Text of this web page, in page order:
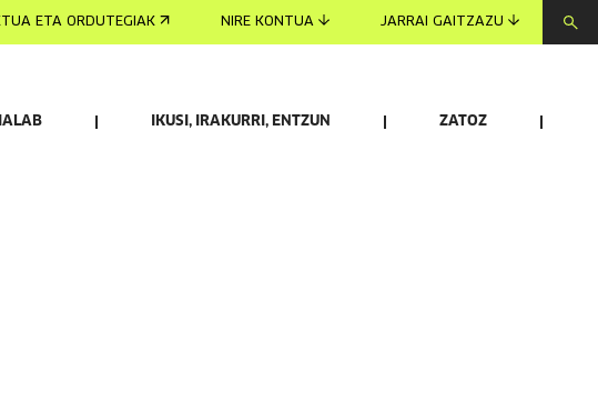
ETA ORDUTEGIAK NIRE KONTUA JARRAI GAITZAZU
IKUSI, IRAKURRI, ENTZUN ZATOZ